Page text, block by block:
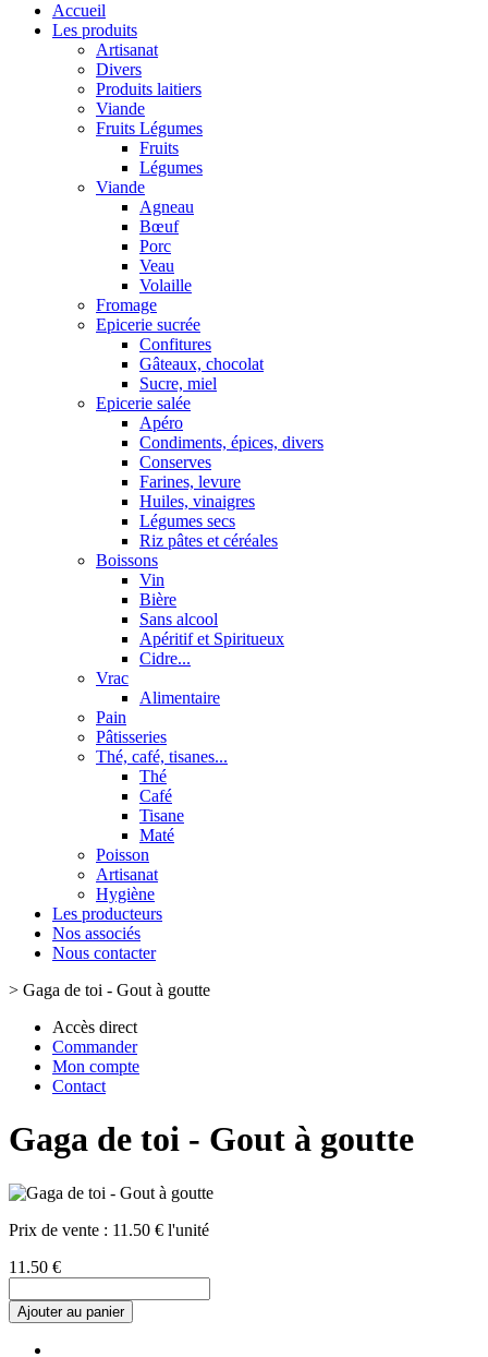
Accueil
Les produits
Artisanat
Divers
Produits laitiers
Viande
Fruits Légumes
Fruits
Légumes
Viande
Agneau
Bœuf
Porc
Veau
Volaille
Fromage
Epicerie sucrée
Confitures
Gâteaux, chocolat
Sucre, miel
Epicerie salée
Apéro
Condiments, épices, divers
Conserves
Farines, levure
Huiles, vinaigres
Légumes secs
Riz pâtes et céréales
Boissons
Vin
Bière
Sans alcool
Apéritif et Spiritueux
Cidre...
Vrac
Alimentaire
Pain
Pâtisseries
Thé, café, tisanes...
Thé
Café
Tisane
Maté
Poisson
Artisanat
Hygiène
Les producteurs
Nos associés
Nous contacter
> Gaga de toi - Gout à goutte
Accès direct
Commander
Mon compte
Contact
Gaga de toi - Gout à goutte
Prix de vente : 11.50 € l'unité
11.50 €
Ajouter au panier